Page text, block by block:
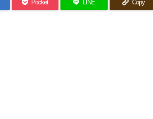
Pocket LINE Copy